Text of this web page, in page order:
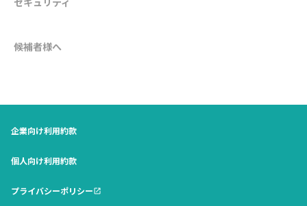
候補者様へ
企業向け利用約款
個人向け利用約款
プライバシーポリシーopen_in_new